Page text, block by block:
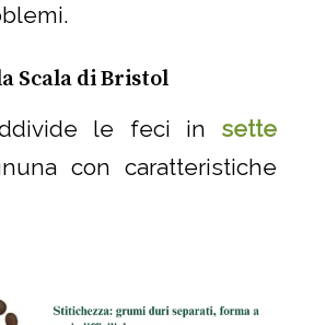
Scala di Bristol
le feci in sette
con caratteristiche